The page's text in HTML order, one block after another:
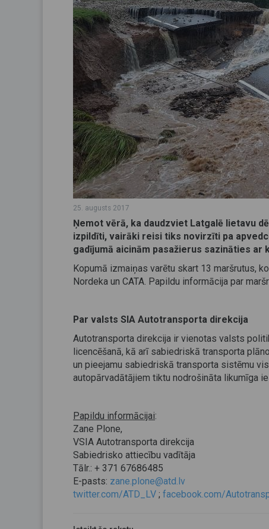
25. augusts 2017
Ņemot vērā, ka daudzviet Latgalē lietavu
izpildīti, vairāki reisi tiks novirzīti pa
gadījumā aicinām pasažierus sazināties ar
Kopumā izmaiņas varētu skart 13 maršrutus,
Nordeka un CATA. Papildu informācija par
Par valsts SIA Autotransporta direkcija
Autotransporta direkcija ir vienotas valsts
licencēšanā, kā arī sabiedriskā transporta
un pieejamu sabiedriskā transporta sistēmu
autopārvadātājiem tiktu nodrošināta likumīga
Papildu informācijai:
Zane Plone,
VSIA Autotransporta direkcija
Sabiedrisko attiecību vadītāja
Tālr.: + 371 67686485
E-pasts: zane.plone@atd.lv
twitter.com/ATD_LV ; facebook.com/